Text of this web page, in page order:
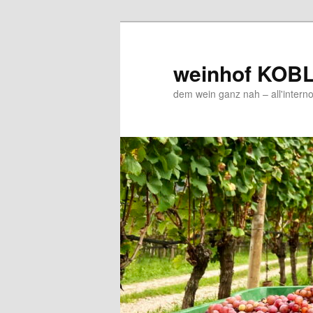
weinhof
dem wein ganz nah –